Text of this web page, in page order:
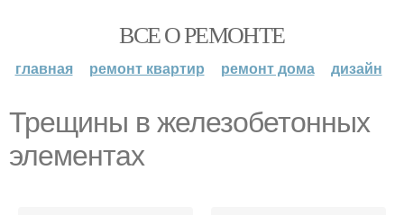
ВСЕ О РЕМОНТЕ
главная ремонт квартир ремонт дома дизайн
Трещины в железобетонных
элементах